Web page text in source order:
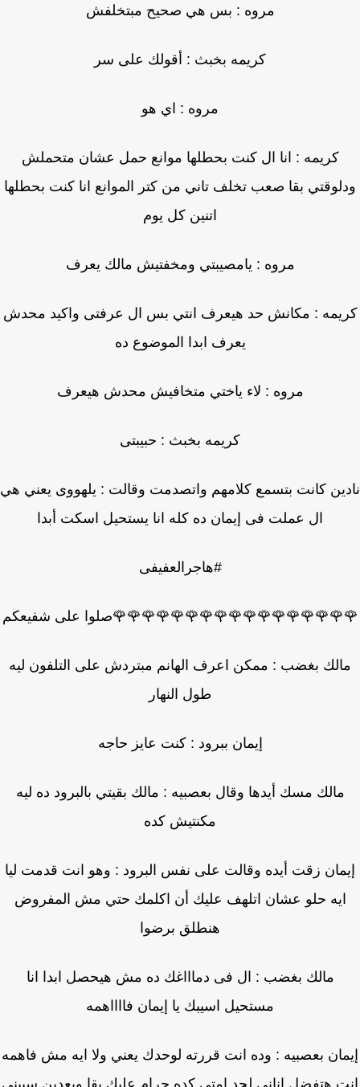
مروه : بس هي صحيح مبتخلفش
كريمه بخبث : أقولك على سر
مروه : اي هو
كريمه : انا ال كنت بحطلها موانع حمل عشان متحملش
بقا صعب تخلف تاني من كتر الموانع انا كنت بحطلها
اتنين كل يوم
مروه : يامصيبتي ومخفتيش مالك يعرف
: مكانش حد هيعرف انتي بس ال عرفتى واكيد محدش
يعرف ابدا الموضوع ده
مروه : لاء ياختي متخافيش محدش هيعرف
كريمه بخبث : حبيبتى
كانت بتسمع كلامهم واتصدمت وقالت : يلهووى يعني هي
ال عملت فى إيمان ده كله انا يستحيل اسكت أبدا
#هاجرالعفيفى
على شفيعكم
بغضب : ممكن اعرف الهانم مبتردش على التلفون ليه
طول النهار
إيمان ببرود : كنت عايز حاجه
مالك مسك أيدها وقال بعصبيه : مالك بقيتي بالبرود ده ليه
مكنتيش كده
زقت أيده وقالت على نفس البرود : وهو انت قدمت ليا
ايه حلو عشان اتلهف عليك أن اكلمك حتي مش المفروض
هنطلق برضوا
مالك بغضب : ال فى دماااغك ده مش هيحصل ابدا انا
مستحيل اسيبك يا إيمان فااااهمه
بعصبيه : وده انت قررته لوحدك يعني ولا ايه مش فاهمه
هتفضل اناني لحد امتي كده حرام عليك بقا وبعدين سيبنى